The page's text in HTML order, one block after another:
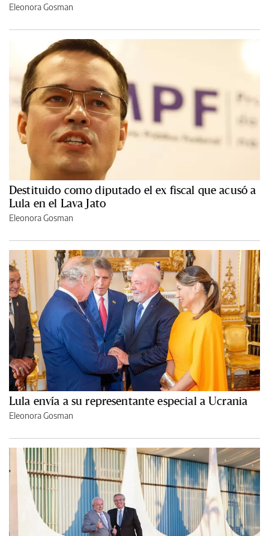
Eleonora Gosman
Destituido como diputado el ex fiscal que acusó a
Lula en el Lava Jato
Eleonora Gosman
Lula envía a su representante especial a Ucrania
Eleonora Gosman